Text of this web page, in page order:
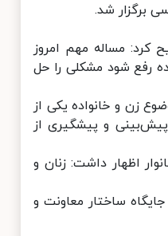
برگزار شد.
مساله مهم امروز
رفع شود مشکلی را حل
زن و خانواده یکی از
و پیشگیری از
اظهار داشت: زنان و
ساختار معاونت و